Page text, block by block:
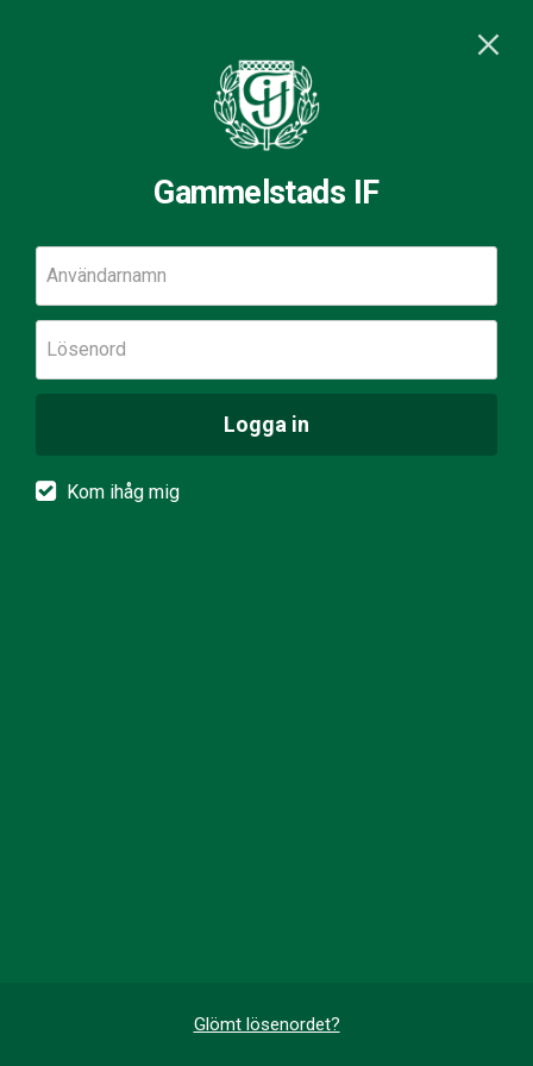
Gammelstads IF
Användarnamn
Lösenord
Logga in
Kom ihåg mig
Glömt lösenordet?